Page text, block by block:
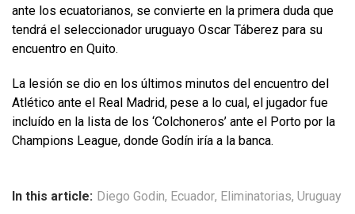
ante los ecuatorianos, se convierte en la primera duda que
tendrá el seleccionador uruguayo Oscar Táberez para su
encuentro en Quito.
La lesión se dio en los últimos minutos del encuentro del
Atlético ante el Real Madrid, pese a lo cual, el jugador fue
incluído en la lista de los ‘Colchoneros’ ante el Porto por la
Champions League, donde Godín iría a la banca.
In this article: Diego Godin, Ecuador, Eliminatorias, Uruguay